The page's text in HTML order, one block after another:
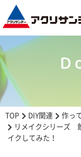
TOP DIY関連
作っ
リメイクシリーズ
イクしてみた！